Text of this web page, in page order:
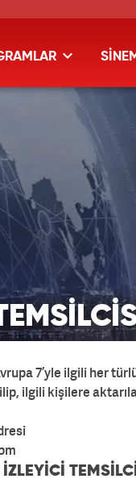
7’yle ilgili her
ilgili kişilere